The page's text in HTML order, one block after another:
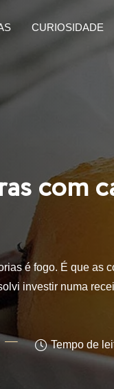
CURIOSIDADE
com
é fogo. É que as
investir numa
Tempo de